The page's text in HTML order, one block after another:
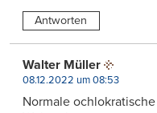
Antworten
Walter Müller
08.12.2022 um 08:53
Normale